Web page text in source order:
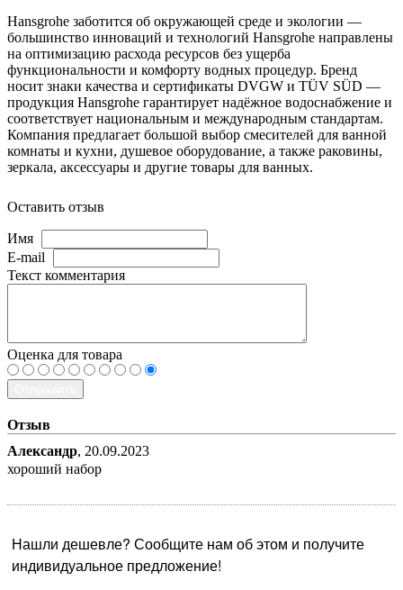
Hansgrohe заботится об окружающей среде и экологии —
большинство инноваций и технологий Hansgrohe направлены
на оптимизацию расхода ресурсов без ущерба
функциональности и комфорту водных процедур. Бренд
носит знаки качества и сертификаты DVGW и TÜV SÜD —
продукция Hansgrohe гарантирует надёжное водоснабжение и
соответствует национальным и международным стандартам.
Компания предлагает большой выбор смесителей для ванной
комнаты и кухни, душевое оборудование, а также раковины,
зеркала, аксессуары и другие товары для ванных.
Оставить отзыв
Имя
E-mail
Текст комментария
Оценка для товара
Отзыв
Александр, 20.09.2023
хороший набор
Нашли дешевле? Сообщите нам об этом и получите
индивидуальное предложение!